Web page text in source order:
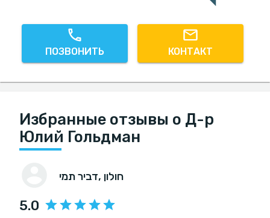
ПОЗВОНИТЬ КОНТАКТ
Избранные отзывы о Д-р
Юлий Гольдман
דביר תמי , חולון
5.0